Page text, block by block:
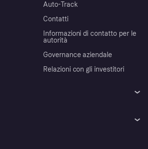
Auto-Track
Contatti
Informazioni di contatto per le
autorità
Governance aziendale
Relazioni con gli investitori